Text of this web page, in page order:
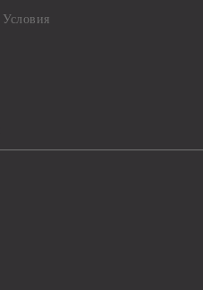
Условия